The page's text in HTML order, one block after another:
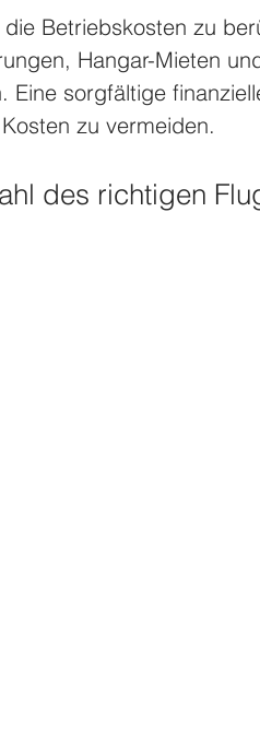
Betriebskosten zu
Hangar-Mieten
Eine sorgfältige
zu vermeiden.
des richtigen